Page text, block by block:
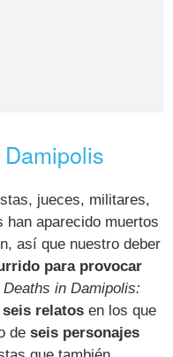
jueces, militares,
aparecido muertos
así que nuestro deber
para provocar
in Damipolis:
seis relatos en los que
de seis personajes